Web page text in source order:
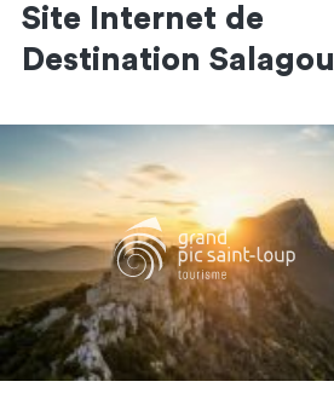
Site Internet de
Destination Salagou